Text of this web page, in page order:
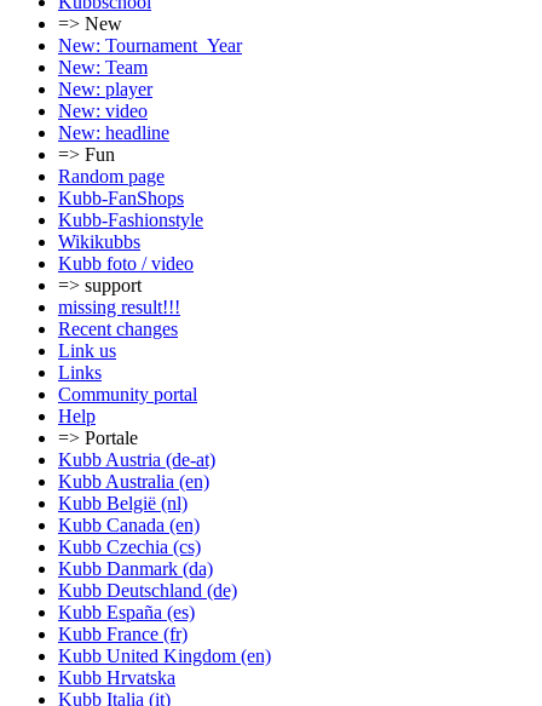
=> New
New: Tournament_Year
New: Team
New: player
New: video
New: headline
=> Fun
Random page
Kubb-FanShops
Kubb-Fashionstyle
Wikikubbs
Kubb foto / video
=> support
missing result!!!
Recent changes
Link us
Links
Community portal
Help
=> Portale
Kubb Austria (de-at)
Kubb Australia (en)
Kubb België (nl)
Kubb Canada (en)
Kubb Czechia (cs)
Kubb Danmark (da)
Kubb Deutschland (de)
Kubb España (es)
Kubb France (fr)
Kubb United Kingdom (en)
Kubb Hrvatska
Kubb Italia (it)